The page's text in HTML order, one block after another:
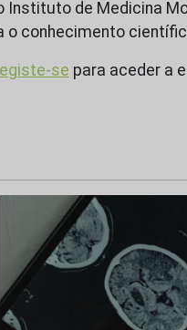
Instituto de Medicina
o conhecimento
se para aceder a